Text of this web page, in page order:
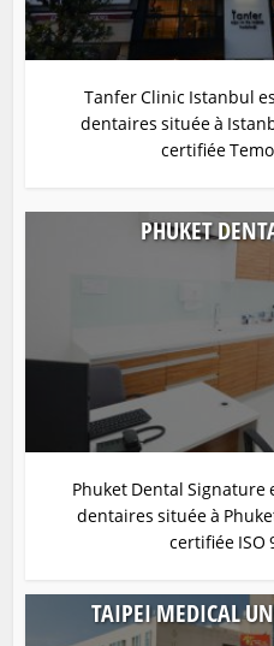
Tanfer Clinic Istanbul
dentaires située à
certifiée
PHUKET
Phuket Dental Signature
dentaires située à
certifiée ISO
TAIPEI MEDICAL